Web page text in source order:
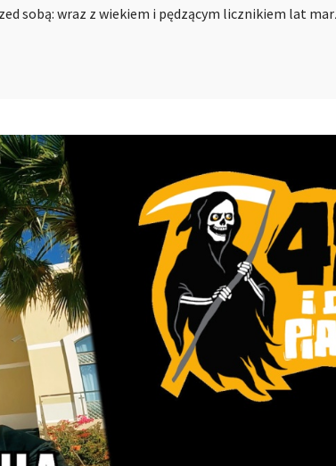
sobą: wraz z wiekiem i pędzącym licznikiem lat